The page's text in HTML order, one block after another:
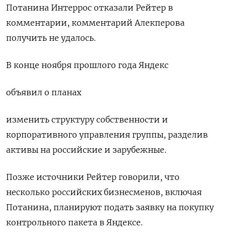
Потанина Интеррос отказали Рейтер в
комментарии, комментарий Алекперова
получить не удалось.
В конце ноября прошлого года Яндекс
объявил о планах
изменить структуру собственности и
корпоративного управления группы, разделив
активы на российские и зарубежные.
Позже источники Рейтер говорили, что
несколько российских бизнесменов, включая
Потанина, планируют подать заявку на покупку
контрольного пакета в Яндексе.